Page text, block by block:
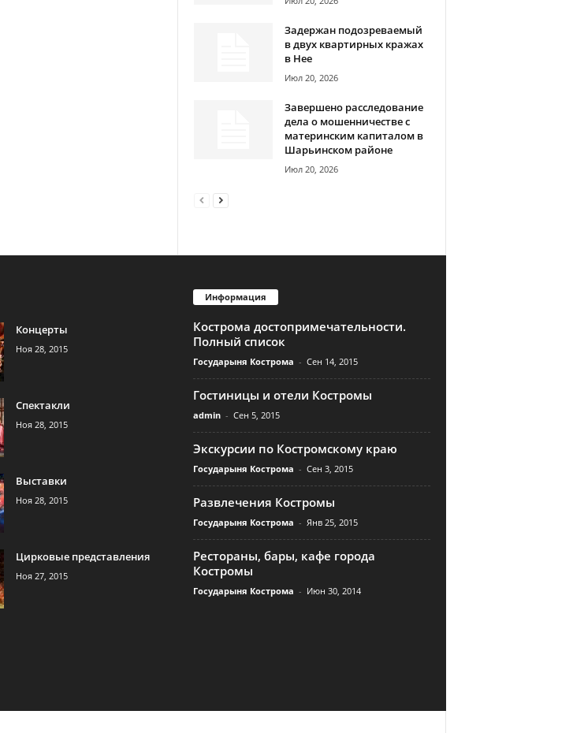
Задержан подозреваемый
в двух квартирных кражах
в Нее
Июл 20, 2026
Завершено расследование
дела о мошенничестве с
материнским капиталом в
Шарьинском районе
Июл 20, 2026
Концерты
Ноя 28, 2015
Спектакли
Ноя 28, 2015
Выставки
Ноя 28, 2015
Цирковые представления
Ноя 27, 2015
Информация
Кострома достопримечательности.
Полный список
Государыня Кострома - Сен 14, 2015
Гостиницы и отели Костромы
admin - Сен 5, 2015
Экскурсии по Костромскому краю
Государыня Кострома - Сен 3, 2015
Развлечения Костромы
Государыня Кострома - Янв 25, 2015
Рестораны, бары, кафе города
Костромы
Государыня Кострома - Июн 30, 2014